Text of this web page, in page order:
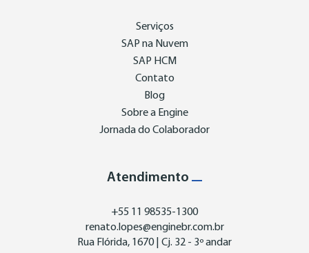
Serviços
SAP na Nuvem
SAP HCM
Contato
Blog
Sobre a Engine
Jornada do Colaborador
Atendimento
+55 11 98535-1300
renato.lopes@enginebr.com.br
Rua Flórida, 1670 | Cj. 32 - 3º andar